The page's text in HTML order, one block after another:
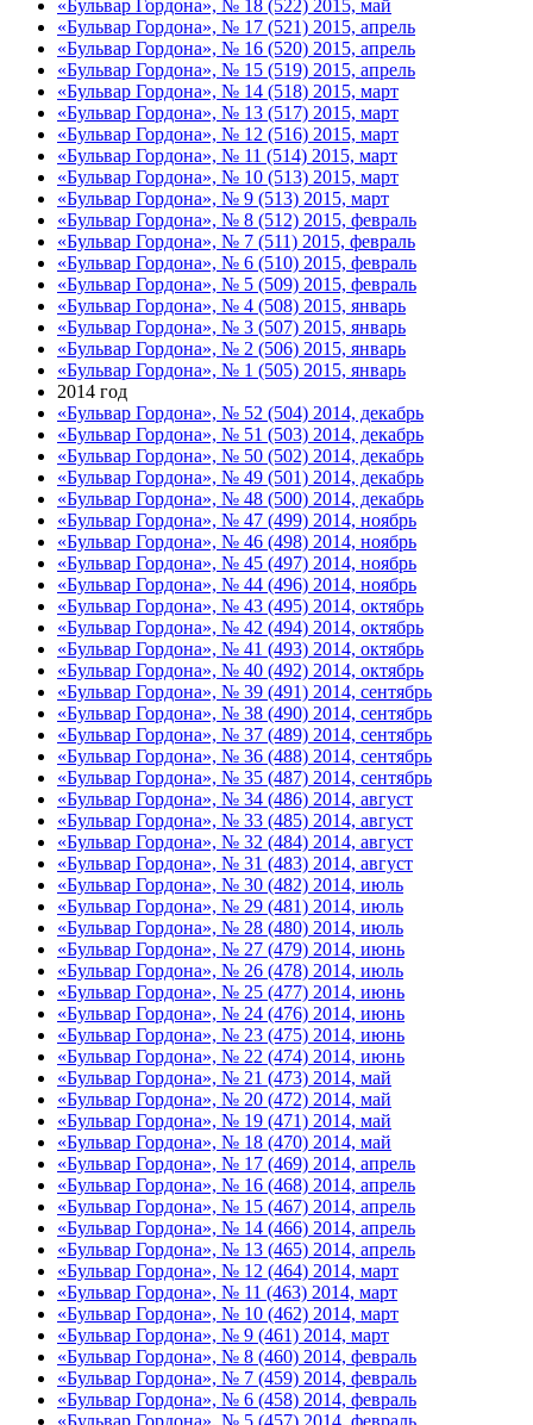
«Бульвар Гордона», № 18 (522) 2015, май
«Бульвар Гордона», № 17 (521) 2015, апрель
«Бульвар Гордона», № 16 (520) 2015, апрель
«Бульвар Гордона», № 15 (519) 2015, апрель
«Бульвар Гордона», № 14 (518) 2015, март
«Бульвар Гордона», № 13 (517) 2015, март
«Бульвар Гордона», № 12 (516) 2015, март
«Бульвар Гордона», № 11 (514) 2015, март
«Бульвар Гордона», № 10 (513) 2015, март
«Бульвар Гордона», № 9 (513) 2015, март
«Бульвар Гордона», № 8 (512) 2015, февраль
«Бульвар Гордона», № 7 (511) 2015, февраль
«Бульвар Гордона», № 6 (510) 2015, февраль
«Бульвар Гордона», № 5 (509) 2015, февраль
«Бульвар Гордона», № 4 (508) 2015, январь
«Бульвар Гордона», № 3 (507) 2015, январь
«Бульвар Гордона», № 2 (506) 2015, январь
«Бульвар Гордона», № 1 (505) 2015, январь
2014 год
«Бульвар Гордона», № 52 (504) 2014, декабрь
«Бульвар Гордона», № 51 (503) 2014, декабрь
«Бульвар Гордона», № 50 (502) 2014, декабрь
«Бульвар Гордона», № 49 (501) 2014, декабрь
«Бульвар Гордона», № 48 (500) 2014, декабрь
«Бульвар Гордона», № 47 (499) 2014, ноябрь
«Бульвар Гордона», № 46 (498) 2014, ноябрь
«Бульвар Гордона», № 45 (497) 2014, ноябрь
«Бульвар Гордона», № 44 (496) 2014, ноябрь
«Бульвар Гордона», № 43 (495) 2014, октябрь
«Бульвар Гордона», № 42 (494) 2014, октябрь
«Бульвар Гордона», № 41 (493) 2014, октябрь
«Бульвар Гордона», № 40 (492) 2014, октябрь
«Бульвар Гордона», № 39 (491) 2014, сентябрь
«Бульвар Гордона», № 38 (490) 2014, сентябрь
«Бульвар Гордона», № 37 (489) 2014, сентябрь
«Бульвар Гордона», № 36 (488) 2014, сентябрь
«Бульвар Гордона», № 35 (487) 2014, сентябрь
«Бульвар Гордона», № 34 (486) 2014, август
«Бульвар Гордона», № 33 (485) 2014, август
«Бульвар Гордона», № 32 (484) 2014, август
«Бульвар Гордона», № 31 (483) 2014, август
«Бульвар Гордона», № 30 (482) 2014, июль
«Бульвар Гордона», № 29 (481) 2014, июль
«Бульвар Гордона», № 28 (480) 2014, июль
«Бульвар Гордона», № 27 (479) 2014, июнь
«Бульвар Гордона», № 26 (478) 2014, июль
«Бульвар Гордона», № 25 (477) 2014, июнь
«Бульвар Гордона», № 24 (476) 2014, июнь
«Бульвар Гордона», № 23 (475) 2014, июнь
«Бульвар Гордона», № 22 (474) 2014, июнь
«Бульвар Гордона», № 21 (473) 2014, май
«Бульвар Гордона», № 20 (472) 2014, май
«Бульвар Гордона», № 19 (471) 2014, май
«Бульвар Гордона», № 18 (470) 2014, май
«Бульвар Гордона», № 17 (469) 2014, апрель
«Бульвар Гордона», № 16 (468) 2014, апрель
«Бульвар Гордона», № 15 (467) 2014, апрель
«Бульвар Гордона», № 14 (466) 2014, апрель
«Бульвар Гордона», № 13 (465) 2014, апрель
«Бульвар Гордона», № 12 (464) 2014, март
«Бульвар Гордона», № 11 (463) 2014, март
«Бульвар Гордона», № 10 (462) 2014, март
«Бульвар Гордона», № 9 (461) 2014, март
«Бульвар Гордона», № 8 (460) 2014, февраль
«Бульвар Гордона», № 7 (459) 2014, февраль
«Бульвар Гордона», № 6 (458) 2014, февраль
«Бульвар Гордона», № 5 (457) 2014, февраль